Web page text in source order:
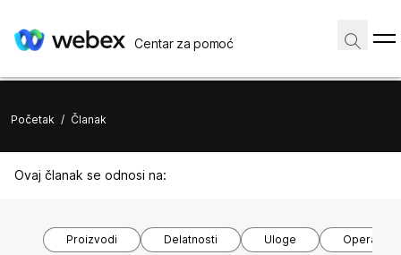
Centar za pomoć
Početak / Članak
Ovaj članak se odnosi na:
Proizvodi Delatnosti Uloge